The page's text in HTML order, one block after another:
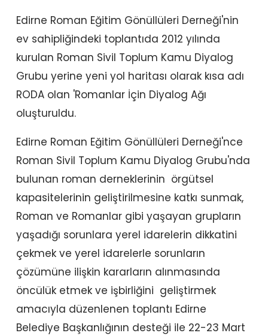
Edirne Roman Eğitim Gönüllüleri Derneği'nin
ev sahipliğindeki toplantıda 2012 yılında
kurulan Roman Sivil Toplum Kamu Diyalog
Grubu yerine yeni yol haritası olarak kısa adı
RODA olan 'Romanlar İçin Diyalog Ağı
oluşturuldu.
Edirne Roman Eğitim Gönüllüleri Derneği'nce
Roman Sivil Toplum Kamu Diyalog Grubu'nda
bulunan roman derneklerinin örgütsel
kapasitelerinin geliştirilmesine katkı sunmak,
Roman ve Romanlar gibi yaşayan grupların
yaşadığı sorunlara yerel idarelerin dikkatini
çekmek ve yerel idarelerle sorunların
çözümüne ilişkin kararların alınmasında
öncülük etmek ve işbirliğini geliştirmek
amacıyla düzenlenen toplantı Edirne
Belediye Başkanlığının desteği ile 22-23 Mart